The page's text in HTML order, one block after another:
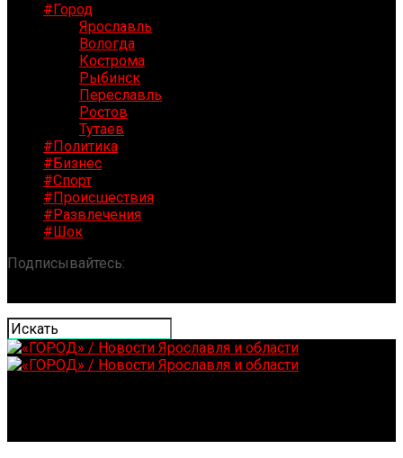
#Город
Ярославль
Вологда
Кострома
Рыбинск
Переславль
Ростов
Тутаев
#Политика
#Бизнес
#Спорт
#Происшествия
#Развлечения
#Шок
Подписывайтесь: